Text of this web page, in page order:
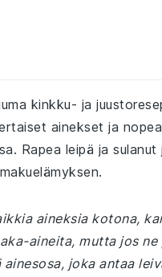
kinkku- ja
ainekset ja
Rapea leipä ja
aineksia kotona,
aineita, mutta jos
joka antaa